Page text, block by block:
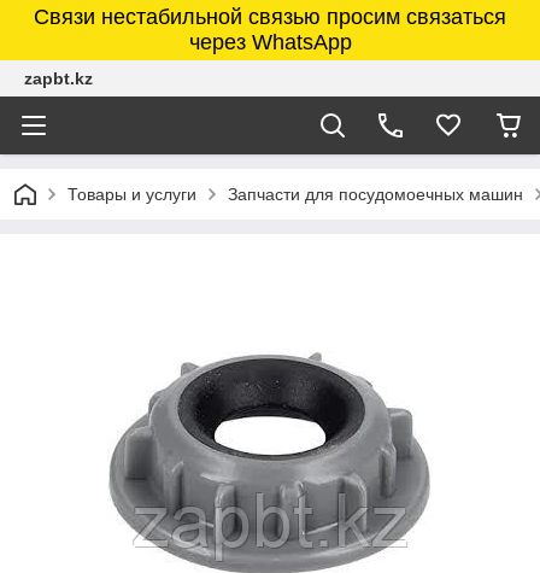
Связи нестабильной связью просим связаться
через WhatsApp
zapbt.kz
Товары и услуги Запчасти для посудомоечных машин